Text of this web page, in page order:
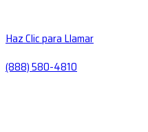
Haz Clic para Llamar
(888) 580-4810